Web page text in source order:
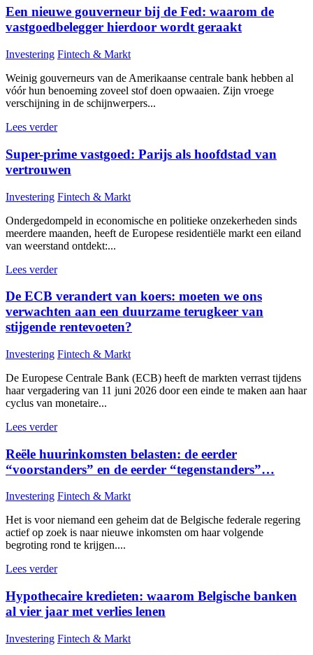
Een nieuwe gouverneur bij de Fed: waarom de
vastgoedbelegger hierdoor wordt geraakt
Investering Fintech & Markt
Weinig gouverneurs van de Amerikaanse centrale bank hebben al
vóór hun benoeming zoveel stof doen opwaaien. Zijn vroege
verschijning in de schijnwerpers...
Lees verder
Super-prime vastgoed: Parijs als hoofdstad van
vertrouwen
Investering Fintech & Markt
Ondergedompeld in economische en politieke onzekerheden sinds
meerdere maanden, heeft de Europese residentiële markt een eiland
van weerstand ontdekt:...
Lees verder
De ECB verandert van koers: moeten we ons
verwachten aan een duurzame terugkeer van
stijgende rentevoeten?
Investering Fintech & Markt
De Europese Centrale Bank (ECB) heeft de markten verrast tijdens
haar vergadering van 11 juni 2026 door een einde te maken aan haar
cyclus van monetaire...
Lees verder
Reële huurinkomsten belasten: de eerder
“voorstanders” en de eerder “tegenstanders”…
Investering Fintech & Markt
Het is voor niemand een geheim dat de Belgische federale regering
actief op zoek is naar nieuwe inkomsten om haar volgende
begroting rond te krijgen....
Lees verder
Hypothecaire kredieten: waarom Belgische banken
al vier jaar met verlies lenen
Investering Fintech & Markt